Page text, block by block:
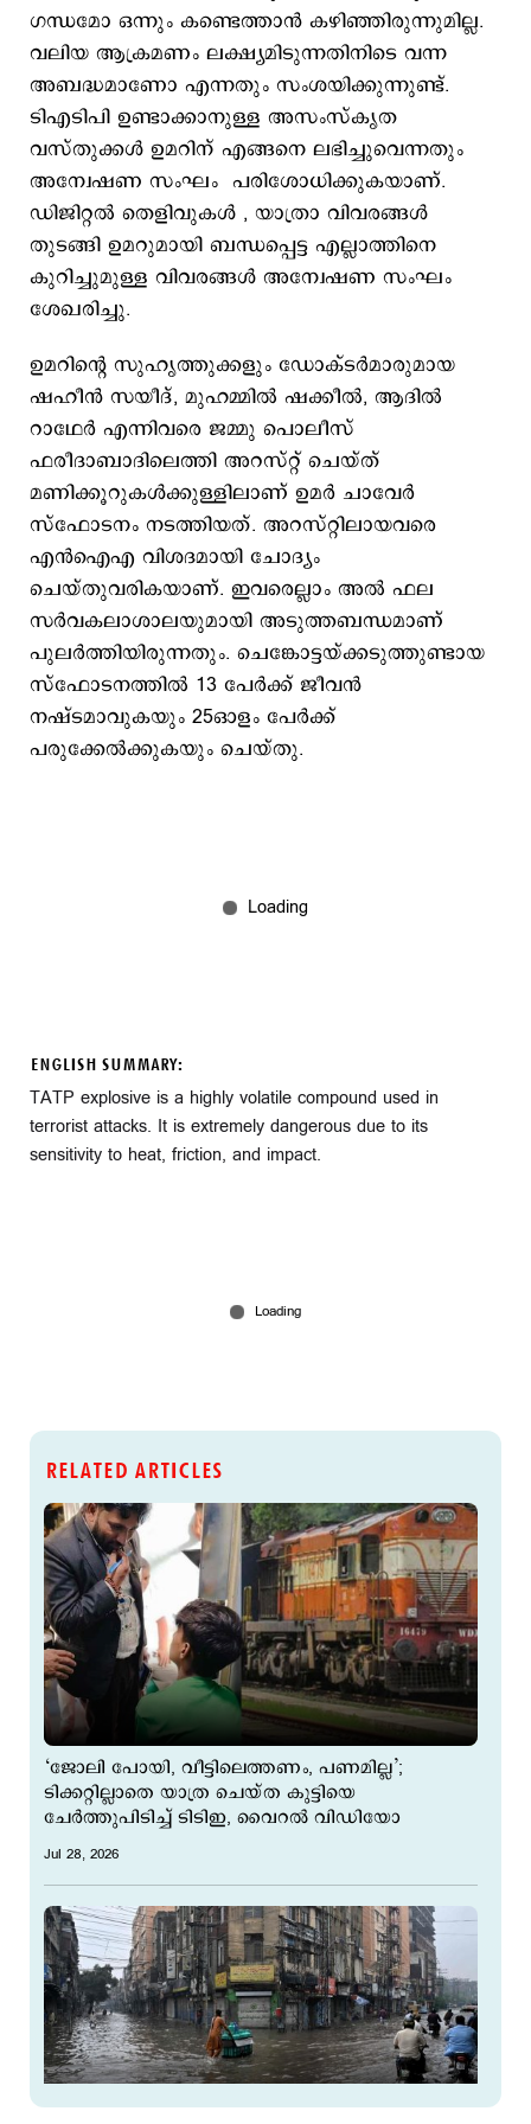
ഗന്ധമോ ഒന്നും കണ്ടെത്താന്‍ കഴിഞ്ഞിരുന്നുമില്ല.
വലിയ ആക്രമണം ലക്ഷ്യമിടുന്നതിനിടെ വന്ന
അബദ്ധമാണോ എന്നതും സംശയിക്കുന്നുണ്ട്.
ടിഎടിപി ഉണ്ടാക്കാനുള്ള അസംസ്കൃത
വസ്തുക്കള്‍ ഉമറിന് എങ്ങനെ ലഭിച്ചുവെന്നതും
അന്വേഷണ സംഘം പരിശോധിക്കുകയാണ്.
ഡിജിറ്റല്‍ തെളിവുകള്‍ , യാത്രാ വിവരങ്ങള്‍
തുടങ്ങി ഉമറുമായി ബന്ധപ്പെട്ട എല്ലാത്തിനെ
കുറിച്ചുമുള്ള വിവരങ്ങള്‍ അന്വേഷണ സംഘം
ശേഖരിച്ചു.
ഉമറിന്‍റെ സുഹൃത്തുക്കളും ഡോക്ടര്‍മാരുമായ
ഷഹീന്‍ സയീദ്, മുഹമ്മില്‍ ഷക്കീല്‍, ആദില്‍
റാഥേര്‍ എന്നിവരെ ജമ്മു പൊലീസ്
ഫരീദാബാദിലെത്തി അറസ്റ്റ് ചെയ്ത്
മണിക്കൂറുകള്‍ക്കുള്ളിലാണ് ഉമര്‍ ചാവേര്‍
സ്ഫോടനം നടത്തിയത്. അറസ്റ്റിലായവരെ
എന്‍ഐഎ വിശദമായി ചോദ്യം
ചെയ്തുവരികയാണ്. ഇവരെല്ലാം അല്‍ ഫല
സര്‍വകലാശാലയുമായി അടുത്തബന്ധമാണ്
പുലര്‍ത്തിയിരുന്നതും. ചെങ്കോട്ടയ്ക്കടുത്തുണ്ടായ
സ്ഫോടനത്തില്‍ 13 പേര്‍ക്ക് ജീവന്‍
നഷ്ടമാവുകയും 25ഓളം പേര്‍ക്ക്
പരുക്കേല്‍ക്കുകയും ചെയ്തു.
ENGLISH SUMMARY:
TATP explosive is a highly volatile compound used in
terrorist attacks. It is extremely dangerous due to its
sensitivity to heat, friction, and impact.
RELATED ARTICLES
‘ജോലി പോയി, വീട്ടിലെത്തണം, പണമില്ല’;
ടിക്കറ്റില്ലാതെ യാത്ര ചെയ്ത കുട്ടിയെ
ചേര്‍ത്തുപിടിച്ച് ടിടിഇ, വൈറല്‍ വിഡിയോ
Jul 28, 2026